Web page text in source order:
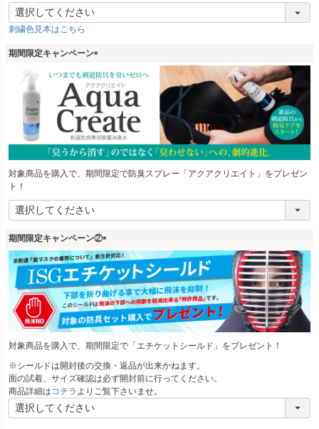
(
必
須
刺繍色見本はこちら
期間限定キャンペーン
必
須
)
対象商品を購入で、期間限定で防臭スプレー「アクアクリエイト」をプレゼン
ト！
期間限定キャンペーン②
(
必
須
)
対象商品を購入で、期間限定で「エチケットシールド」をプレゼント！
※シールドは開封後の交換・返品が出来かねます。
面の試着、サイズ確認は必ず開封前に行ってください。
商品詳細は コチラ よりご覧下さいませ。